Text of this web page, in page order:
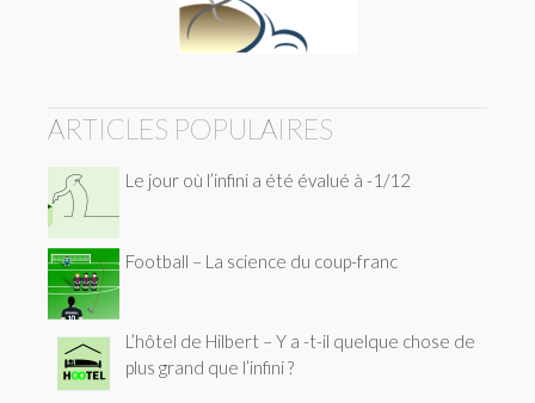
ARTICLES POPULAIRES
Le jour où l’infini a été évalué à -1/12
Football – La science du coup-franc
L’hôtel de Hilbert – Y a -t-il quelque chose de
plus grand que l’infini ?